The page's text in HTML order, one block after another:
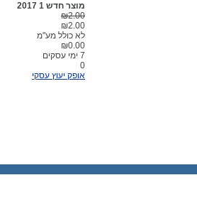
מוצר חדש 1 2017
₪2.00
₪2.00
לא כולל מע"מ
₪0.00
7 ימי עסקים
0
אופק יעוץ עסקי